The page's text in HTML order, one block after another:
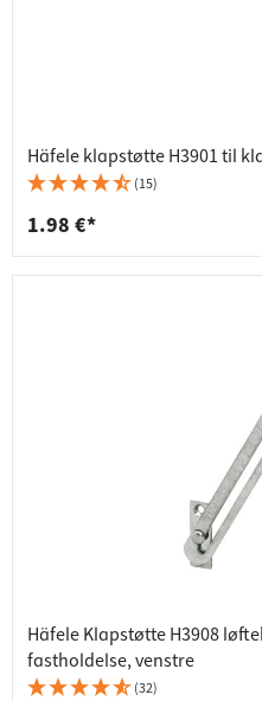
Häfele klapstøtte H3901 til
(15)
1.98 €*
Häfele Klapstøtte H3908
fastholdelse, venstre
(32)